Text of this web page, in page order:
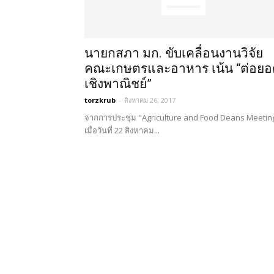
นายกสภา มก. ขับเคลื่อนงานวิจัย
คณะเกษตรและอาหาร เน้น “ต่อย
เชิงพาณิชย์”
torzkrub - สิงหาคม 26, 2017
จากการประชุม "Agriculture and Food Deans
เมื่อวันที่ 22 สิงหาคม...